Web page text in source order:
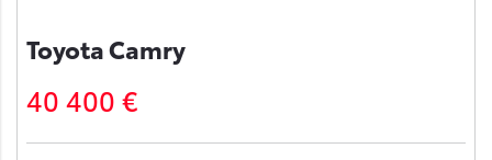
Toyota Camry
40 400 €